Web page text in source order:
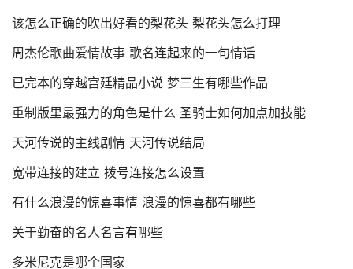
该怎么正确的吹出好看的梨花头 梨花头怎么打理
周杰伦歌曲爱情故事 歌名连起来的一句情话
已完本的穿越宫廷精品小说 梦三生有哪些作品
重制版里最强力的角色是什么 圣骑士如何加点加技能
天河传说的主线剧情 天河传说结局
宽带连接的建立 拨号连接怎么设置
有什么浪漫的惊喜事情 浪漫的惊喜都有哪些
关于勤奋的名人名言有哪些
多米尼克是哪个国家